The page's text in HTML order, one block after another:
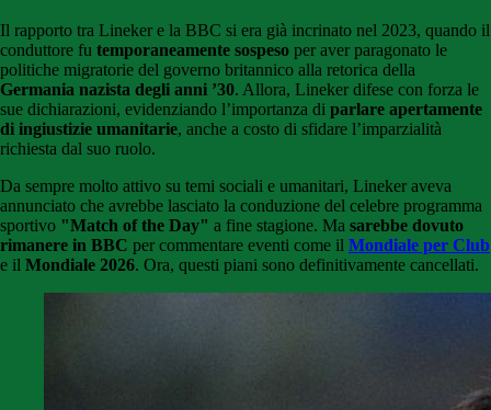
Il rapporto tra Lineker e la BBC si era già incrinato nel 2023, quando il
conduttore fu temporaneamente sospeso per aver paragonato le
politiche migratorie del governo britannico alla retorica della
Germania nazista degli anni ’30. Allora, Lineker difese con forza le
sue dichiarazioni, evidenziando l’importanza di parlare apertamente
di ingiustizie umanitarie, anche a costo di sfidare l’imparzialità
richiesta dal suo ruolo.
Da sempre molto attivo su temi sociali e umanitari, Lineker aveva
annunciato che avrebbe lasciato la conduzione del celebre programma
sportivo "Match of the Day" a fine stagione. Ma sarebbe dovuto
rimanere in BBC per commentare eventi come il Mondiale per Club
e il Mondiale 2026. Ora, questi piani sono definitivamente cancellati.